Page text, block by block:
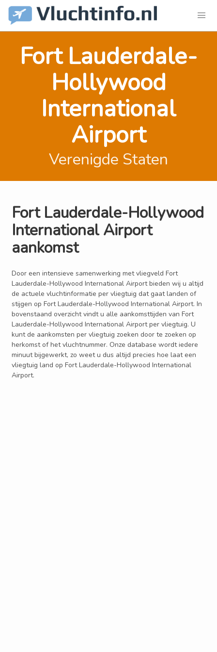
Fort Lauderdale-
Hollywood
International
Airport
Verenigde Staten
Fort Lauderdale-Hollywood
International Airport
aankomst
Door een intensieve samenwerking met vliegveld Fort
Lauderdale-Hollywood International Airport bieden wij u altijd
de actuele vluchtinformatie per vliegtuig dat gaat landen of
stijgen op Fort Lauderdale-Hollywood International Airport. In
bovenstaand overzicht vindt u alle aankomsttijden van Fort
Lauderdale-Hollywood International Airport per vliegtuig. U
kunt de aankomsten per vliegtuig zoeken door te zoeken op
herkomst of het vluchtnummer. Onze database wordt iedere
minuut bijgewerkt, zo weet u dus altijd precies hoe laat een
vliegtuig land op Fort Lauderdale-Hollywood International
Airport.